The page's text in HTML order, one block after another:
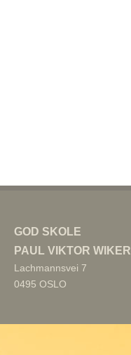
GOD SKOLE
PAUL VIKTOR WIKER
Lachmannsvei 7
0495 OSLO